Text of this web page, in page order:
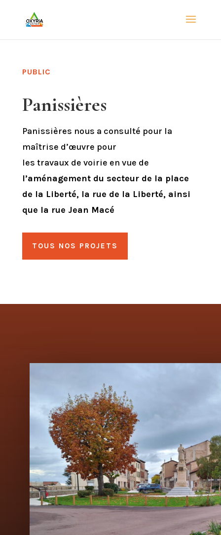
PUBLIC
Panissières
Panissières nous a consulté pour la
maîtrise d’œuvre pour
les travaux de voirie en vue de
l’aménagement du secteur de la place
de la Liberté, la rue de la Liberté, ainsi
que la rue Jean Macé
TOUS NOS PROJETS